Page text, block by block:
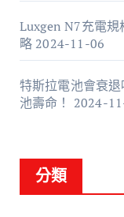
Luxgen N7充電
略 2024-11-06
特斯拉電池會衰
池壽命！ 2024-
分類